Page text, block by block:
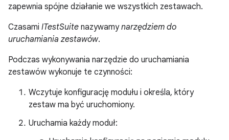
zapewnia spójne działanie we wszystkich zestawach.
Czasami ITestSuite nazywamynarzędziem do
uruchamiania zestawów.
Podczas wykonywania narzędzie do uruchamiania
zestawów wykonuje te czynności:
Wczytuje konfigurację modułu i określa, który
zestaw ma być uruchomiony.
Uruchamia każdy moduł: